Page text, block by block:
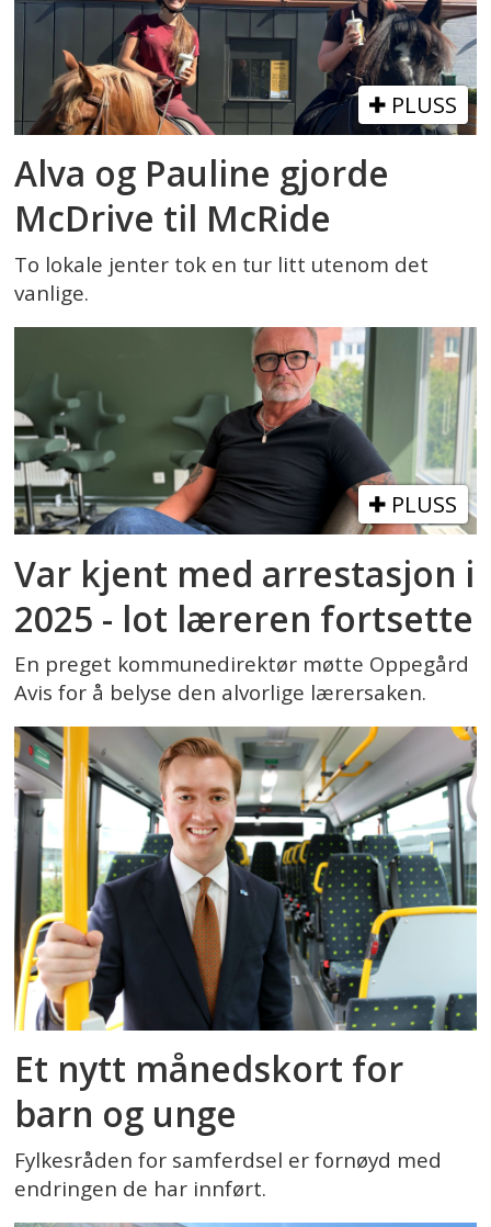
PLUSS
Alva og Pauline gjorde
McDrive til McRide
To lokale jenter tok en tur litt utenom det
vanlige.
PLUSS
Var kjent med arrestasjon i
2025 - lot læreren fortsette
En preget kommunedirektør møtte Oppegård
Avis for å belyse den alvorlige lærersaken.
Et nytt månedskort for
barn og unge
Fylkesråden for samferdsel er fornøyd med
endringen de har innført.